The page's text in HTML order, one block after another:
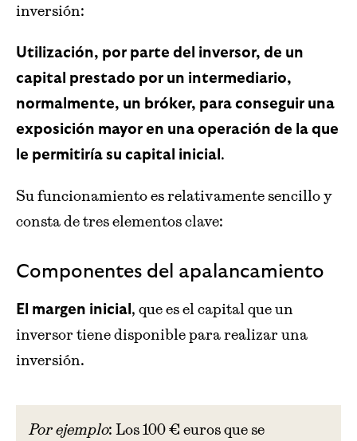
inversión:
Utilización, por parte del inversor, de un
capital prestado por un intermediario,
normalmente, un bróker, para conseguir una
exposición mayor en una operación de la que
le permitiría su capital inicial .
Su funcionamiento es relativamente sencillo y
consta de tres elementos clave:
Componentes del apalancamiento
El margen inicial , que es el capital que un
inversor tiene disponible para realizar una
inversión.
Por ejemplo: Los 100 € euros que se